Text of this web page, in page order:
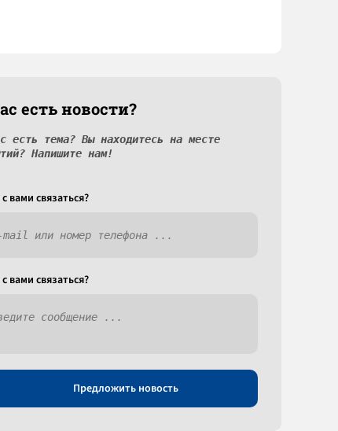
есть новости?
есть тема? Вы находитесь на месте
Напишите нам!
вами связаться?
вами связаться?
Предложить новость